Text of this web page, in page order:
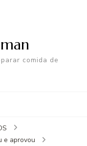
comida de
e aprovou